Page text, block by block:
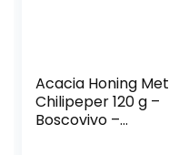
Acacia Honing Met
Chilipeper 120 g –
Boscovivo –